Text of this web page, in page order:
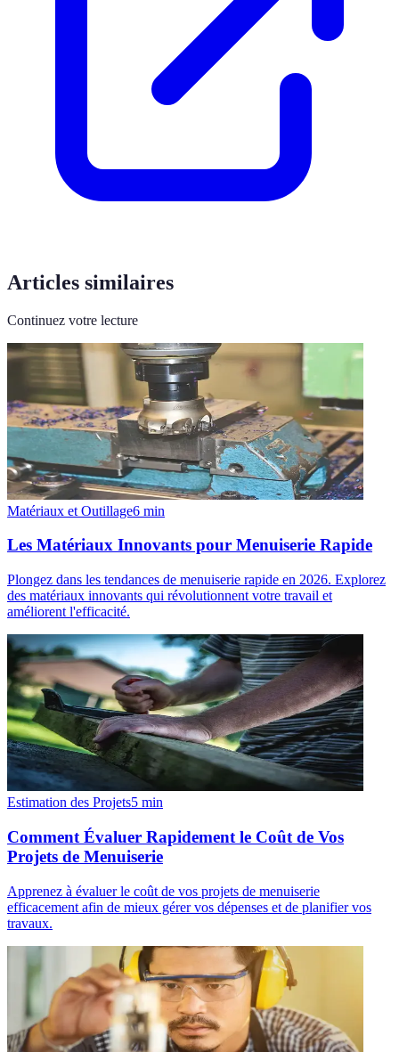
Articles similaires
Continuez votre lecture
Matériaux et Outillage6 min
Les Matériaux Innovants pour Menuiserie Rapide
Plongez dans les tendances de menuiserie rapide en 2026. Explorez
des matériaux innovants qui révolutionnent votre travail et
améliorent l'efficacité.
Estimation des Projets5 min
Comment Évaluer Rapidement le Coût de Vos
Projets de Menuiserie
Apprenez à évaluer le coût de vos projets de menuiserie
efficacement afin de mieux gérer vos dépenses et de planifier vos
travaux.